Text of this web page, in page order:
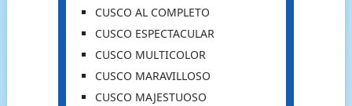
CUSCO AL COMPLETO
CUSCO ESPECTACULAR
CUSCO MULTICOLOR
CUSCO MARAVILLOSO
CUSCO MAJESTUOSO